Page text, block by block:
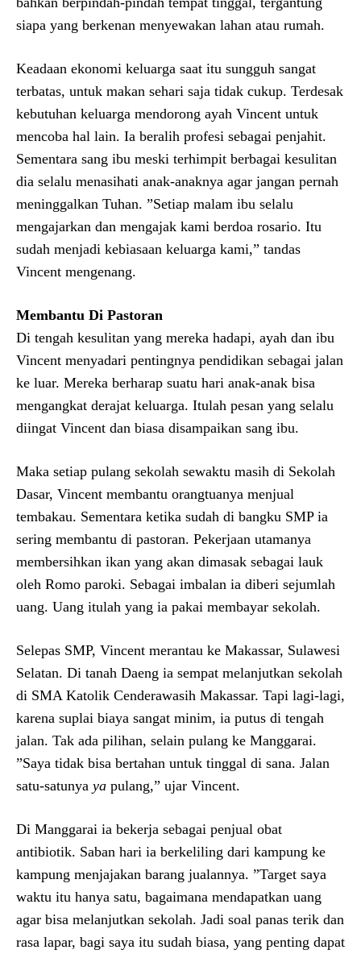
siapa yang berkenan menyewakan lahan atau rumah.
Keadaan ekonomi keluarga saat itu sungguh sangat
terbatas, untuk makan sehari saja tidak cukup. Terdesak
kebutuhan keluarga mendorong ayah Vincent untuk
mencoba hal lain. Ia beralih profesi sebagai penjahit.
Sementara sang ibu meski terhimpit berbagai kesulitan
dia selalu menasihati anak-anaknya agar jangan pernah
meninggalkan Tuhan. ”Setiap malam ibu selalu
mengajarkan dan mengajak kami berdoa rosario. Itu
sudah menjadi kebiasaan keluarga kami,” tandas
Vincent mengenang.
Membantu Di Pastoran
Di tengah kesulitan yang mereka hadapi, ayah dan ibu
Vincent menyadari pentingnya pendidikan sebagai jalan
ke luar. Mereka berharap suatu hari anak-anak bisa
mengangkat derajat keluarga. Itulah pesan yang selalu
diingat Vincent dan biasa disampaikan sang ibu.
Maka setiap pulang sekolah sewaktu masih di Sekolah
Dasar, Vincent membantu orangtuanya menjual
tembakau. Sementara ketika sudah di bangku SMP ia
sering membantu di pastoran. Pekerjaan utamanya
membersihkan ikan yang akan dimasak sebagai lauk
oleh Romo paroki. Sebagai imbalan ia diberi sejumlah
uang. Uang itulah yang ia pakai membayar sekolah.
Selepas SMP, Vincent merantau ke Makassar, Sulawesi
Selatan. Di tanah Daeng ia sempat melanjutkan sekolah
di SMA Katolik Cenderawasih Makassar. Tapi lagi-lagi,
karena suplai biaya sangat minim, ia putus di tengah
jalan. Tak ada pilihan, selain pulang ke Manggarai.
”Saya tidak bisa bertahan untuk tinggal di sana. Jalan
satu-satunya ya pulang,” ujar Vincent.
Di Manggarai ia bekerja sebagai penjual obat
antibiotik. Saban hari ia berkeliling dari kampung ke
kampung menjajakan barang jualannya. ”Target saya
waktu itu hanya satu, bagaimana mendapatkan uang
agar bisa melanjutkan sekolah. Jadi soal panas terik dan
rasa lapar, bagi saya itu sudah biasa, yang penting dapat